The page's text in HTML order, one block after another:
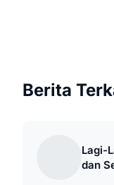
Berita
Lagi-
dan